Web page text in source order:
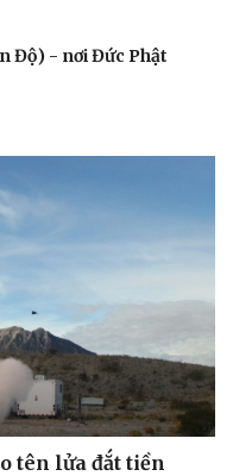
Độ) - nơi Đức Phật
tên lửa đắt tiền